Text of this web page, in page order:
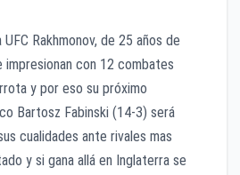
Rakhmonov, de 25 años de
con 12 combates
y por eso su próximo
Bartosz Fabinski (14-3) será
cualidades ante rivales mas
y si gana allá en Inglaterra se